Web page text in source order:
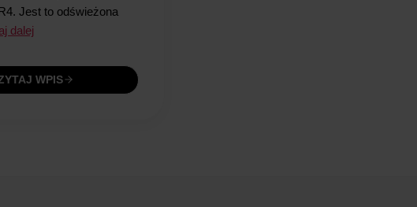
Jest to odświeżona
dalej
WPIS